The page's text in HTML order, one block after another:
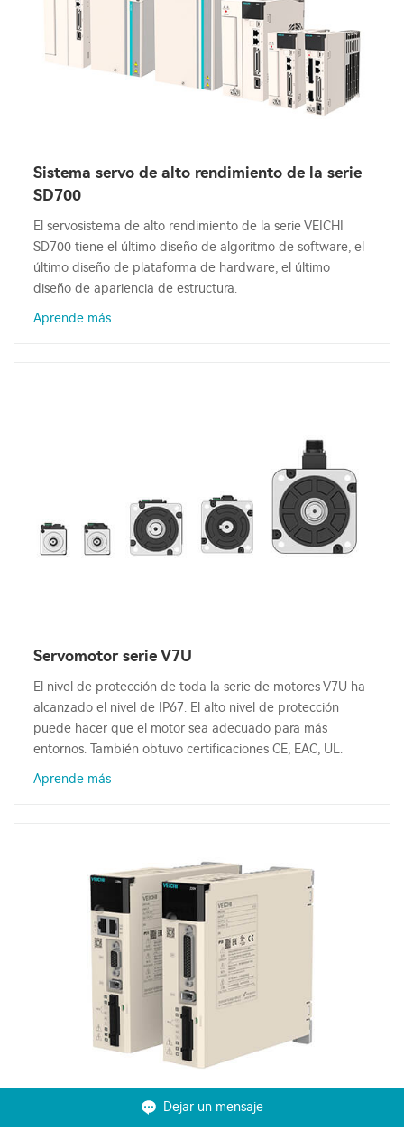
Sistema servo de alto rendimiento de la serie
SD700
El servosistema de alto rendimiento de la serie VEICHI
SD700 tiene el último diseño de algoritmo de software, el
último diseño de plataforma de hardware, el último
diseño de apariencia de estructura.
Aprende más
Servomotor serie V7U
El nivel de protección de toda la serie de motores V7U ha
alcanzado el nivel de IP67. El alto nivel de protección
puede hacer que el motor sea adecuado para más
entornos. También obtuvo certificaciones CE, EAC, UL.
Aprende más
Servoaccionamiento de alto rendimiento de la
Dejar un mensaje